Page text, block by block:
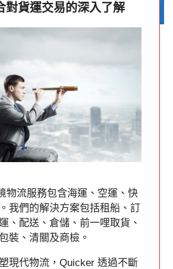
對貨運交易的深入了解
物流服務包含海運、空運、快
我們的解決方案包括租船、訂
、配送、倉儲、前一哩取貨、
裝、清關及商檢。
現代物流，Quicker 透過不斷